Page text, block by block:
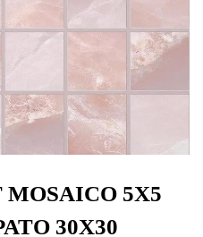
5X5
30X30